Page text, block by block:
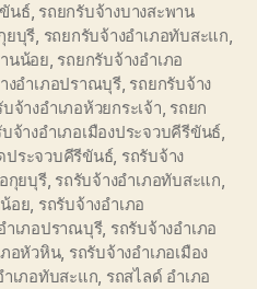
นธ์, รถยกรับจ้างบางสะพาน
ยบุรี, รถยกรับจ้างอำเภอทับสะแก,
นน้อย, รถยกรับจ้างอำเภอ
งอำเภอปราณบุรี, รถยกรับจ้าง
จ้างอำเภอห้วยกระเจ้า, รถยก
จ้างอำเภอเมืองประจวบคีรีขันธ์,
ประจวบคีรีขันธ์, รถรับจ้าง
กุยบุรี, รถรับจ้างอำเภอทับสะแก,
อย, รถรับจ้างอำเภอ
ำเภอปราณบุรี, รถรับจ้างอำเภอ
ภอหัวหิน, รถรับจ้างอำเภอเมือง
ำเภอทับสะแก, รถสไลด์ อำเภอ